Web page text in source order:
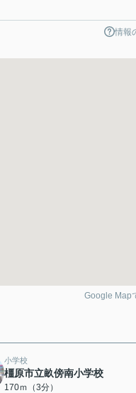
情報
Google Map
小学校
橿原市立畝傍南小学校
170ｍ（3分）